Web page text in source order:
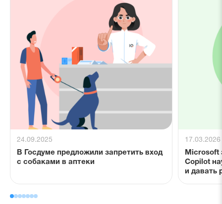
24.09.2025
В Госдуме предложили запретить вход
с собаками в аптеки
17.03.2026
Microsoft
Copilot
и давать